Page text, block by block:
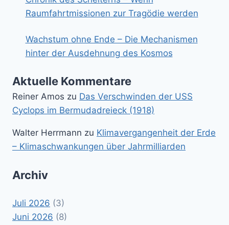
Raumfahrtmissionen zur Tragödie werden
Wachstum ohne Ende – Die Mechanismen
hinter der Ausdehnung des Kosmos
Aktuelle Kommentare
Reiner Amos zu Das Verschwinden der USS
Cyclops im Bermudadreieck (1918)
Walter Herrmann zu Klimavergangenheit der Erde
– Klimaschwankungen über Jahrmilliarden
Archiv
Juli 2026 (3)
Juni 2026 (8)